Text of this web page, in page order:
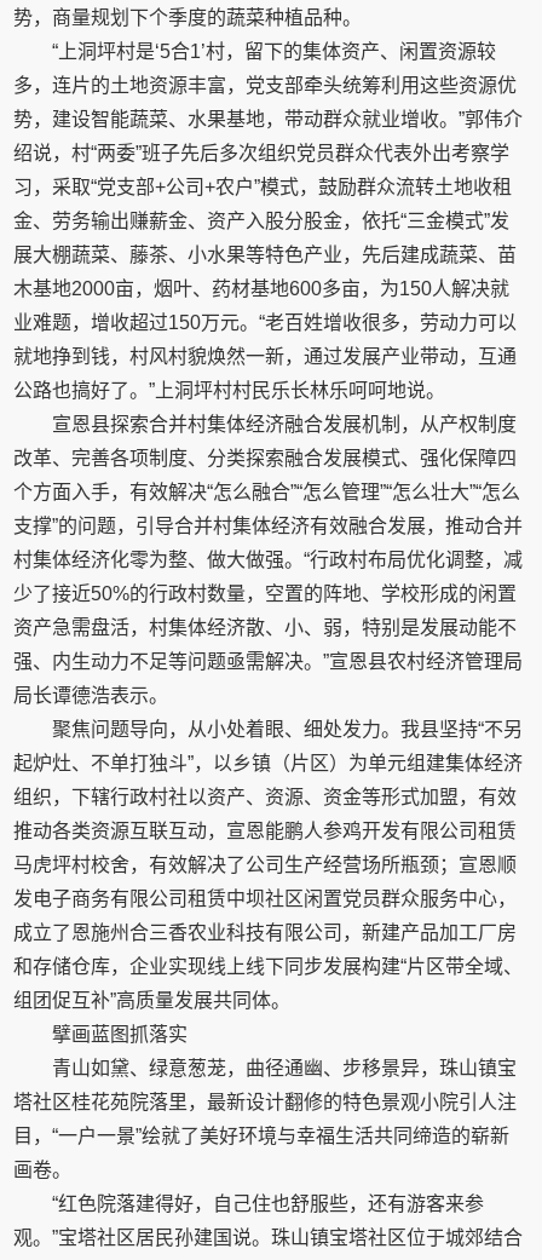
势，商量规划下个季度的蔬菜种植品种。
“上洞坪村是‘5合1’村，留下的集体资产、闲置资源较
多，连片的土地资源丰富，党支部牵头统筹利用这些资源优
势，建设智能蔬菜、水果基地，带动群众就业增收。”郭伟介
绍说，村“两委”班子先后多次组织党员群众代表外出考察学
习，采取“党支部+公司+农户”模式，鼓励群众流转土地收租
金、劳务输出赚薪金、资产入股分股金，依托“三金模式”发
展大棚蔬菜、藤茶、小水果等特色产业，先后建成蔬菜、苗
木基地2000亩，烟叶、药材基地600多亩，为150人解决就
业难题，增收超过150万元。“老百姓增收很多，劳动力可以
就地挣到钱，村风村貌焕然一新，通过发展产业带动，互通
公路也搞好了。”上洞坪村村民乐长林乐呵呵地说。
宣恩县探索合并村集体经济融合发展机制，从产权制度
改革、完善各项制度、分类探索融合发展模式、强化保障四
个方面入手，有效解决“怎么融合”“怎么管理”“怎么壮大”“怎么
支撑”的问题，引导合并村集体经济有效融合发展，推动合并
村集体经济化零为整、做大做强。“行政村布局优化调整，减
少了接近50%的行政村数量，空置的阵地、学校形成的闲置
资产急需盘活，村集体经济散、小、弱，特别是发展动能不
强、内生动力不足等问题亟需解决。”宣恩县农村经济管理局
局长谭德浩表示。
聚焦问题导向，从小处着眼、细处发力。我县坚持“不另
起炉灶、不单打独斗”，以乡镇（片区）为单元组建集体经济
组织，下辖行政村社以资产、资源、资金等形式加盟，有效
推动各类资源互联互动，宣恩能鹏人参鸡开发有限公司租赁
马虎坪村校舍，有效解决了公司生产经营场所瓶颈；宣恩顺
发电子商务有限公司租赁中坝社区闲置党员群众服务中心，
成立了恩施州合三香农业科技有限公司，新建产品加工厂房
和存储仓库，企业实现线上线下同步发展构建“片区带全域、
组团促互补”高质量发展共同体。
擘画蓝图抓落实
青山如黛、绿意葱茏，曲径通幽、步移景异，珠山镇宝
塔社区桂花苑院落里，最新设计翻修的特色景观小院引人注
目，“一户一景”绘就了美好环境与幸福生活共同缔造的崭新
画卷。
“红色院落建得好，自己住也舒服些，还有游客来参
观。”宝塔社区居民孙建国说。珠山镇宝塔社区位于城郊结合